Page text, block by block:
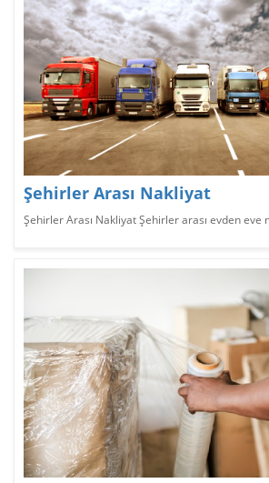
Şehirler Arası Nakliyat
Şehirler Arası Nakliyat Şehirler arası evden eve